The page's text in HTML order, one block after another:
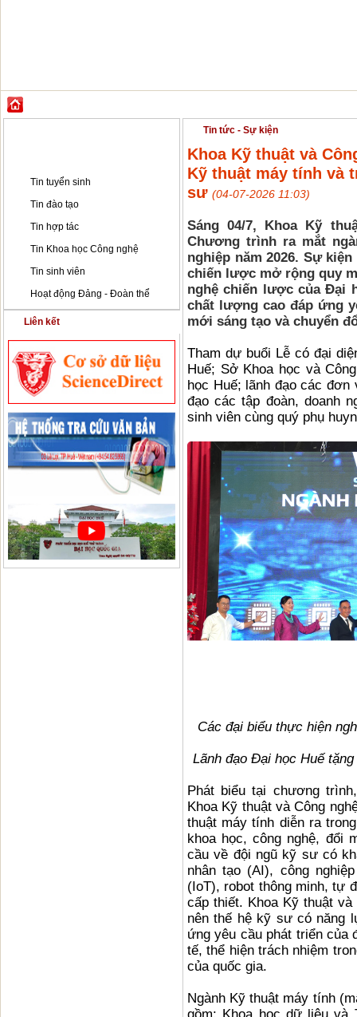
Tin tuyển sinh
Tin đào tạo
Tin hợp tác
Tin Khoa học Công nghệ
Tin sinh viên
Hoạt động Đảng - Đoàn thể
Liên kết
Tin tức - Sự kiện
Khoa Kỹ thuật và
Kỹ thuật máy tính và
sư (04-07-2026 11:03)
Sáng 04/7, Khoa Kỹ
Chương trình ra mắt
nghiệp năm 2026. Sự
chiến lược mở rộng quy
nghệ chiến lược của Đại
chất lượng cao đáp ứng
mới sáng tạo và chuyển
Tham dự buổi Lễ có đại
Huế; Sở Khoa học và
học Huế; lãnh đạo các
đạo các tập đoàn, doanh
sinh viên cùng quý phụ
Các đại biểu thực hiện
Lãnh đạo Đại học Huế
Phát biểu tại chương
Khoa Kỹ thuật và Công
thuật máy tính diễn ra
khoa học, công nghệ, đổi
cầu về đội ngũ kỹ sư có
nhân tạo (AI), công
(IoT), robot thông minh, tự
cấp thiết. Khoa Kỹ thuật
nên thế hệ kỹ sư có năng
ứng yêu cầu phát triển của
tế, thể hiện trách nhiệm
của quốc gia.
Ngành Kỹ thuật máy tính